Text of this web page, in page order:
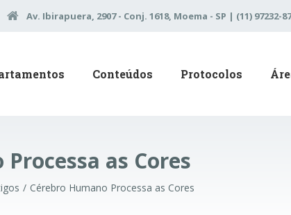
Av. Ibirapuera, 2907 - Conj. 1618, Moema - SP | (11) 97232-
Conteúdos Protocolos
as Cores
Cérebro Humano Processa as Cores